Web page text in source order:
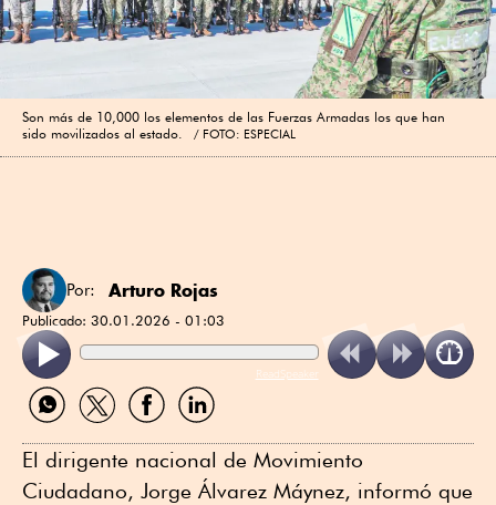
Son más de 10,000 los elementos de las Fuerzas Armadas los que han
sido movilizados al estado.
FOTO: ESPECIAL
Por: Arturo Rojas
Publicado: 30.01.2026 - 01:03
ReadSpeaker
Compartir
por
Compartir
por
Compartir
por
Compartir
por
El dirigente nacional de Movimiento
Ciudadano, Jorge Álvarez Máynez, informó que